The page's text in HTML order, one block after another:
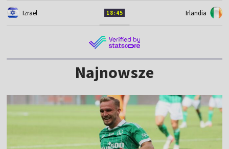
Izrael 18:45 Irlandia
Najnowsze